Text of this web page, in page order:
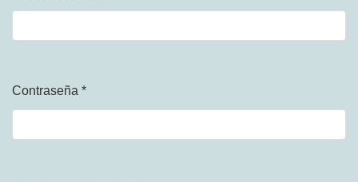
Obligatorio
Contraseña *
Obligatorio